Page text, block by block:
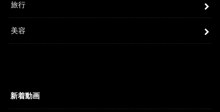
旅行
美容
新着動画